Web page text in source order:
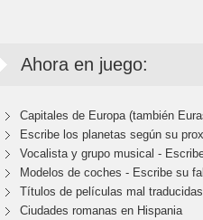
Ahora en juego:
Capitales de Europa (también
Escribe los planetas según su
Vocalista y grupo musical -
Modelos de coches - Escribe su
Títulos de películas mal traducidas
Ciudades romanas en Hispania